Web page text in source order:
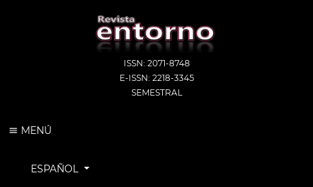
ISSN: 2071-8748
E-ISSN: 2218-3345
SEMESTRAL
MENÚ
CAMBIAR EL IDIOMA. EL IDIOMA ACTUAL ES:
ESPAÑOL